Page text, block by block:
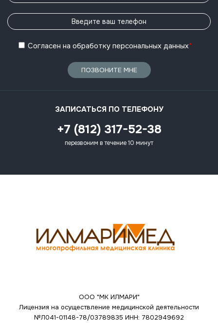
Согласен на обработку персональных данных*
ПОЗВОНИТЕ МНЕ
ЗАПИСАТЬСЯ ПО ТЕЛЕФОНУ
+7 (812) 317-52-38
перезвоним в течение 10 минут
ООО "МК ИЛМАРИ"
Лицензия на осуществление медицинской деятельности
№Л041-01148-78/03789835 ИНН: 7802949692